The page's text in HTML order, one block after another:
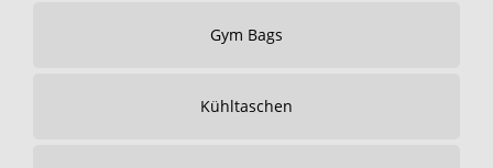
Gym Bags
Kühltaschen